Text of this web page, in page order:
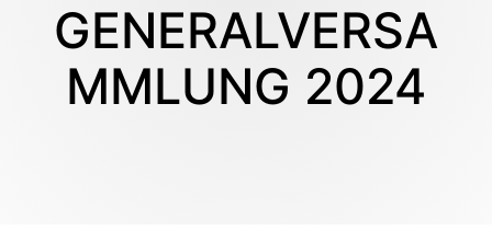
GENERALVERSA
MMLUNG 2024